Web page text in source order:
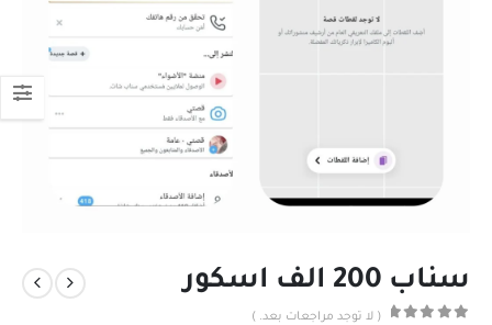
سناب 200 الف اسكور
( لا توجد مراجعات بعد. )